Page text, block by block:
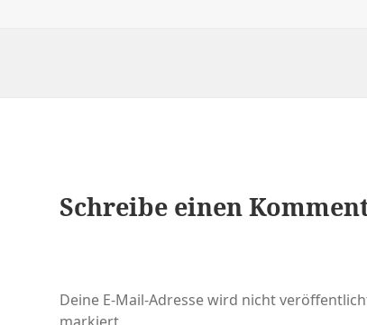
Schreibe einen
Deine E-Mail-Adresse wird nicht